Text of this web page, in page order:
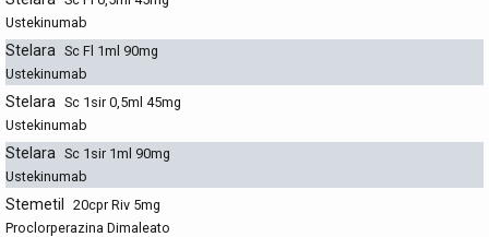
Ustekinumab
Stelara Sc Fl 1ml 90mg
Ustekinumab
Stelara Sc 1sir 0,5ml 45mg
Ustekinumab
Stelara Sc 1sir 1ml 90mg
Ustekinumab
Stemetil
20cpr Riv 5mg
Proclorperazina Dimaleato